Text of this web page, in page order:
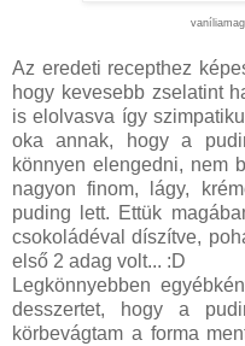
Az eredeti recepthez
hogy kevesebb zselatint
is elolvasva így
oka annak, hogy a
könnyen elengedni, nem
nagyon finom, lágy,
puding lett. Ettük
csokoládéval díszítve,
első 2 adag volt... :D
Legkönnyebben
desszertet, hogy a
körbevágtam a forma